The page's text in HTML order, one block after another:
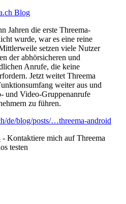
Blog
Jahren die erste Threema-
wurde, war es eine reine
setzen viele Nutzer
der abhörsicheren und
Anrufe, die keine
Jetzt weitet Threema
weiter aus und
und Video-Gruppenanrufe
zu führen.
de/blog/posts/…threema-android
- Kontaktiere mich auf Threema
testen